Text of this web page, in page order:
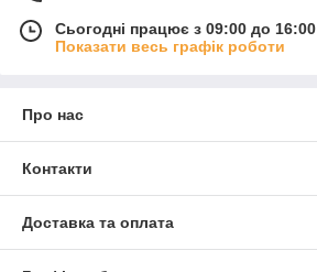
Сьогодні працює з 09:00 до 16:00
Показати весь графік роботи
Про нас
Контакти
Доставка та оплата